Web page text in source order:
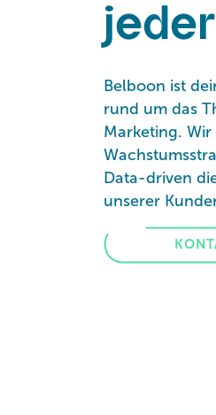
Belboon ist
rund um das
Marketing.
Data-driven
unserer